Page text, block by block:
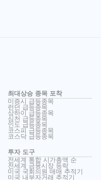
최대상승 종목 포착
미증시 급등종목
런던 급등종목
상하이 급등종목
심천 급등종목
인도 급등종목
코스피 급등종목
코스닥 급등종목
투자 도구
전세계 통합 시가총액 순
전세계 금융시장 등락
미국 국회의원 매매 추적기
미국 내부자거래 추적기